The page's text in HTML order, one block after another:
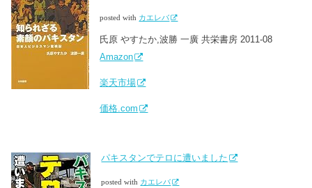
posted with カエレバ
氏原 やすたか,波勝 一廣 共栄書房 2011-08
Amazon
楽天市場
価格.com
パキスタンでテロに遭いました
posted with カエレバ